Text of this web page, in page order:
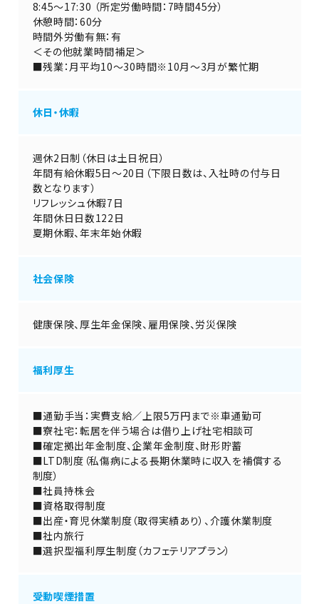
8:45～17:30 （所定労働時間：7時間45分）
休憩時間：60分
時間外労働有無：有
＜その他就業時間補足＞
■残業：月平均10～30時間※10月～3月が繁忙期
休日・休暇
週休2日制（休日は土日祝日）
年間有給休暇5日～20日（下限日数は、入社時の付与日
数となります）
リフレッシュ休暇7日
年間休日日数122日
夏期休暇、年末年始休暇
社会保険
健康保険、厚生年金保険、雇用保険、労災保険
福利厚生
■通勤手当：実費支給／上限5万円まで※車通勤可
■寮社宅：転居を伴う場合は借り上げ社宅相談可
■確定拠出年金制度、企業年金制度、財形貯蓄
■LTD制度（私傷病による長期休業時に収入を補償する
制度）
■社員持株会
■資格取得制度
■出産・育児休業制度（取得実績あり）、介護休業制度
■社内旅行
■選択型福利厚生制度（カフェテリアプラン）
受動喫煙措置